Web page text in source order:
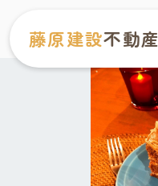
藤原建設不動産